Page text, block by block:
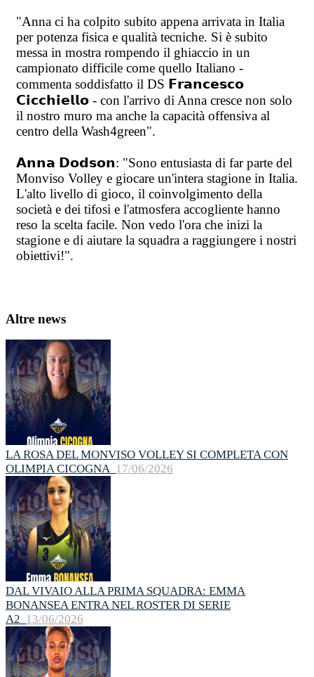
"Anna ci ha colpito subito appena arrivata in Italia
per potenza fisica e qualità tecniche. Si è subito
messa in mostra rompendo il ghiaccio in un
campionato difficile come quello Italiano -
commenta soddisfatto il DS 𝗙𝗿𝗮𝗻𝗰𝗲𝘀𝗰𝗼
𝗖𝗶𝗰𝗰𝗵𝗶𝗲𝗹𝗹𝗼 - con l'arrivo di Anna cresce non solo
il nostro muro ma anche la capacità offensiva al
centro della Wash4green".
𝗔𝗻𝗻𝗮 𝗗𝗼𝗱𝘀𝗼𝗻: "Sono entusiasta di far parte del
Monviso Volley e giocare un'intera stagione in Italia.
L'alto livello di gioco, il coinvolgimento della
società e dei tifosi e l'atmosfera accogliente hanno
reso la scelta facile. Non vedo l'ora che inizi la
stagione e di aiutare la squadra a raggiungere i nostri
obiettivi!".
Altre news
LA ROSA DEL MONVISO VOLLEY SI COMPLETA CON
OLIMPIA CICOGNA 17/06/2026
DAL VIVAIO ALLA PRIMA SQUADRA: EMMA
BONANSEA ENTRA NEL ROSTER DI SERIE
A2 13/06/2026